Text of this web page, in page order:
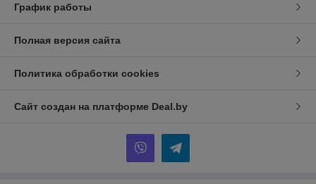
График работы
Полная версия сайта
Политика обработки cookies
Сайт создан на платформе Deal.by